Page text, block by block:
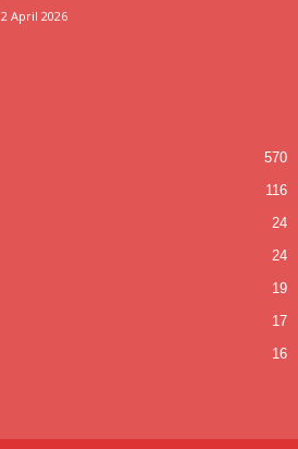
2 April 2026
570
116
24
24
19
17
16